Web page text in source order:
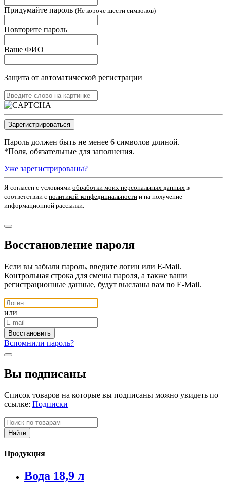
Придумайте пароль (Не короче шести символов)
Повторите пароль
Ваше ФИО
Защита от автоматической регистрации
Пароль должен быть не менее 6 символов длиной.
*Поля, обязательные для заполнения.
Уже зарегистрированы?
Я согласен c условиями обработки моих персональных данных в
соответствии с политикой-конфедициальности и на получение
информационной рассылки.
Восстановление пароля
Если вы забыли пароль, введите логин или E-Mail.
Контрольная строка для смены пароля, а также ваши
регистрационные данные, будут высланы вам по E-Mail.
или
Вспомнили пароль?
Вы подписаны
Список товаров на которые вы подписаны можно увидеть по
ссылке: Подписки
Продукция
Вода 18,9 л